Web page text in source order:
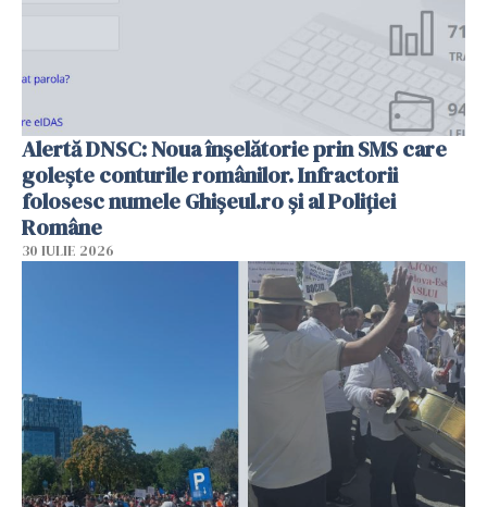
Alertă DNSC: Noua înșelătorie prin SMS care
golește conturile românilor. Infractorii
folosesc numele Ghișeul.ro și al Poliției
Române
30 IULIE 2026